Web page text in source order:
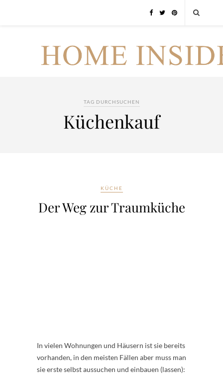
TAG DURCHSUCHEN
Küchenkauf
KÜCHE
Der Weg zur Traumküche
In vielen Wohnungen und Häusern ist sie bereits
vorhanden, in den meisten Fällen aber muss man
sie erste selbst aussuchen und einbauen (lassen):